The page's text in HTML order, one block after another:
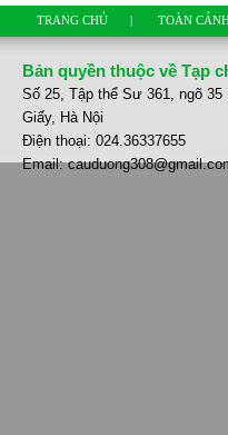
TRANG CHỦ TOÀN
Bản quyền thuộc về Tạp
Số 25, Tập thể Sư 361, ngõ
Giấy, Hà Nội
Điện thoại: 024.36337655
Email: